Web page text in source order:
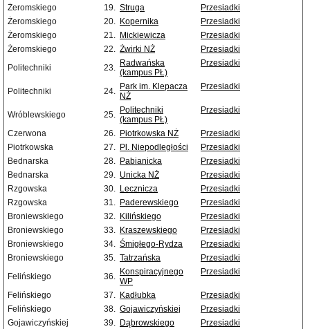
Żeromskiego
19. Struga
Przesiadki
Żeromskiego
20. Kopernika
Przesiadki
Żeromskiego
21. Mickiewicza
Przesiadki
Żeromskiego
22. Żwirki NŻ
Przesiadki
Politechniki
23. Radwańska
(kampus PŁ)
Przesiadki
Politechniki 24. Park im. Klepacza
NŻ
Przesiadki
Wróblewskiego 25. Politechniki
(kampus PŁ)
Przesiadki
Czerwona 26. Piotrkowska NŻ
Przesiadki
Piotrkowska
27. Pl. Niepodległości
Przesiadki
Bednarska
28. Pabianicka
Przesiadki
Bednarska
29. Unicka NŻ
Przesiadki
Rzgowska
30. Lecznicza
Przesiadki
Rzgowska
31. Paderewskiego
Przesiadki
Broniewskiego
32. Kilińskiego
Przesiadki
Broniewskiego
33. Kraszewskiego
Przesiadki
Broniewskiego
34. Śmigłego-Rydza
Przesiadki
Broniewskiego
35. Tatrzańska
Przesiadki
Felińskiego
36. Konspiracyjnego
WP
Przesiadki
Felińskiego 37. Kadłubka
Przesiadki
Felińskiego
38. Gojawiczyńskiej
Przesiadki
Gojawiczyńskiej
39. Dąbrowskiego
Przesiadki